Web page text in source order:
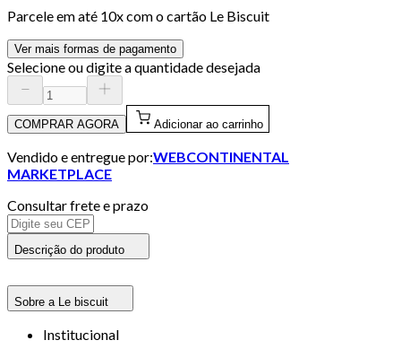
Parcele em até 10x com o cartão Le Biscuit
Ver mais formas de pagamento
Selecione ou digite a quantidade desejada
COMPRAR AGORA Adicionar ao carrinho
Vendido e entregue por:WEBCONTINENTAL
MARKETPLACE
Consultar frete e prazo
Descrição do produto
Sobre a Le biscuit
Institucional